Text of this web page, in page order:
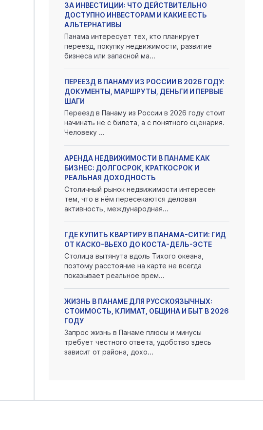
ЗА ИНВЕСТИЦИИ: ЧТО ДЕЙСТВИТЕЛЬНО
ДОСТУПНО ИНВЕСТОРАМ И КАКИЕ ЕСТЬ
АЛЬТЕРНАТИВЫ
Панама интересует тех, кто планирует
переезд, покупку недвижимости, развитие
бизнеса или запасной ма...
ПЕРЕЕЗД В ПАНАМУ ИЗ РОССИИ В 2026 ГОДУ:
ДОКУМЕНТЫ, МАРШРУТЫ, ДЕНЬГИ И ПЕРВЫЕ
ШАГИ
Переезд в Панаму из России в 2026 году стоит
начинать не с билета, а с понятного сценария.
Человеку ...
АРЕНДА НЕДВИЖИМОСТИ В ПАНАМЕ КАК
БИЗНЕС: ДОЛГОСРОК, КРАТКОСРОК И
РЕАЛЬНАЯ ДОХОДНОСТЬ
Столичный рынок недвижимости интересен
тем, что в нём пересекаются деловая
активность, международная...
ГДЕ КУПИТЬ КВАРТИРУ В ПАНАМА-СИТИ: ГИД
ОТ КАСКО-ВЬЕХО ДО КОСТА-ДЕЛЬ-ЭСТЕ
Столица вытянута вдоль Тихого океана,
поэтому расстояние на карте не всегда
показывает реальное врем...
ЖИЗНЬ В ПАНАМЕ ДЛЯ РУССКОЯЗЫЧНЫХ:
СТОИМОСТЬ, КЛИМАТ, ОБЩИНА И БЫТ В 2026
ГОДУ
Запрос жизнь в Панаме плюсы и минусы
требует честного ответа, удобство здесь
зависит от района, дохо...